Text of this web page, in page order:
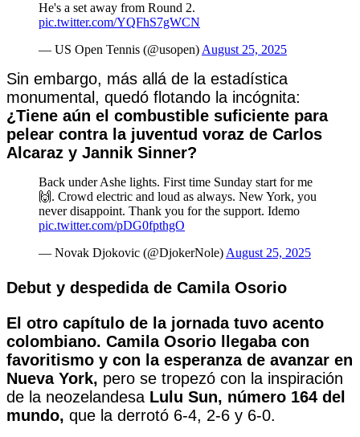
He's a set away from Round 2.
pic.twitter.com/YQFhS7gWCN
— US Open Tennis (@usopen)August 25, 2025
Sin embargo, más allá de la estadística
monumental, quedó flotando la incógnita:
¿Tiene aún el combustible suficiente para
pelear contra la juventud voraz de Carlos
Alcaraz y Jannik Sinner?
Back under Ashe lights. First time Sunday start for me
🙌. Crowd electric and loud as always. New York, you
never disappoint. Thank you for the support. Idemo
pic.twitter.com/pDG0fpthgO
— Novak Djokovic (@DjokerNole)August 25, 2025
Debut y despedida de Camila Osorio
El otro capítulo de la jornada tuvo acento
colombiano. Camila Osorio llegaba con
favoritismo y con la esperanza de avanzar en
Nueva York, pero se tropezó con la inspiración
de la neozelandesa Lulu Sun, número 164 del
mundo, que la derrotó 6-4, 2-6 y 6-0.